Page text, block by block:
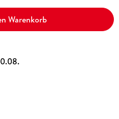
Warenkorb